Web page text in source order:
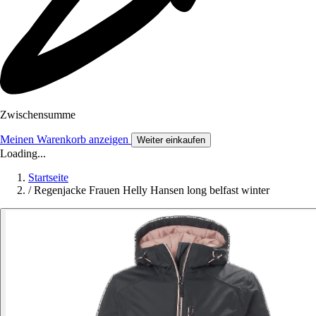
Zwischensumme
Meinen Warenkorb anzeigen Weiter einkaufen
Loading...
Startseite
/ Regenjacke Frauen Helly Hansen long belfast winter